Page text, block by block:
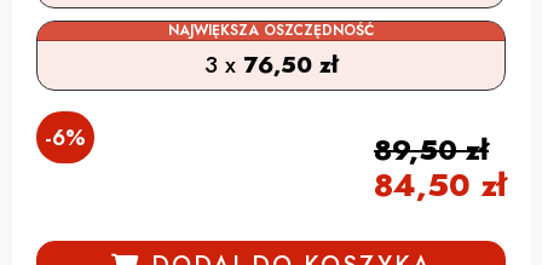
NAJWIĘKSZA OSZCZĘDNOŚĆ
3 x 76,50 zł
-6% 89,50zł
84,50 zł